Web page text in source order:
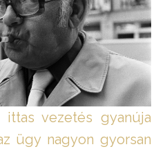
ittas vezetés gyanúja
ügy nagyon gyorsan